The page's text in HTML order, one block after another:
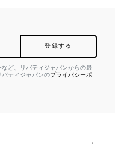
登録する
ど、リバティジャパンからの最
ティジャパンのプライバシーポ